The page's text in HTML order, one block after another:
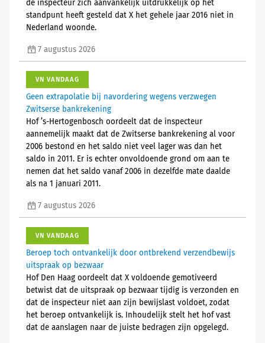
de inspecteur zich aanvankelijk uitdrukkelijk op het
standpunt heeft gesteld dat X het gehele jaar 2016 niet in
Nederland woonde.
7 augustus 2026
VN VANDAAG
Geen extrapolatie bij navordering wegens verzwegen
Zwitserse bankrekening
Hof ’s-Hertogenbosch oordeelt dat de inspecteur
aannemelijk maakt dat de Zwitserse bankrekening al voor
2006 bestond en het saldo niet veel lager was dan het
saldo in 2011. Er is echter onvoldoende grond om aan te
nemen dat het saldo vanaf 2006 in dezelfde mate daalde
als na 1 januari 2011.
7 augustus 2026
VN VANDAAG
Beroep toch ontvankelijk door ontbrekend verzendbewijs
uitspraak op bezwaar
Hof Den Haag oordeelt dat X voldoende gemotiveerd
betwist dat de uitspraak op bezwaar tijdig is verzonden en
dat de inspecteur niet aan zijn bewijslast voldoet, zodat
het beroep ontvankelijk is. Inhoudelijk stelt het hof vast
dat de aanslagen naar de juiste bedragen zijn opgelegd.